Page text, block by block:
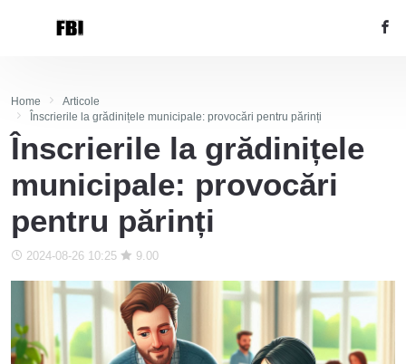
Home
Articole
Înscrierile la grădinițele municipale: provocări pentru părinți
Înscrierile la grădinițele
municipale: provocări
pentru părinți
2024-08-26 10:25 9.00